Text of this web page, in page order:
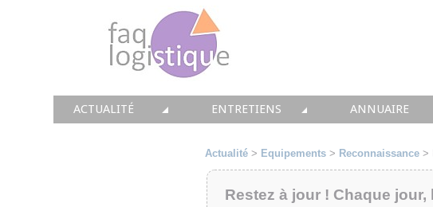
ACTUALITÉ ENTRETIENS ANNUAIRE
Actualité > Equipements > Reconnaissance >
Restez à jour ! Chaque